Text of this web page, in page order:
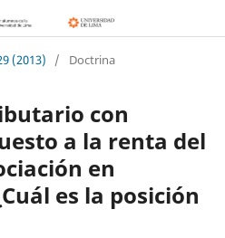
(2013) / Doctrina
con
a la renta del
en
es la posición